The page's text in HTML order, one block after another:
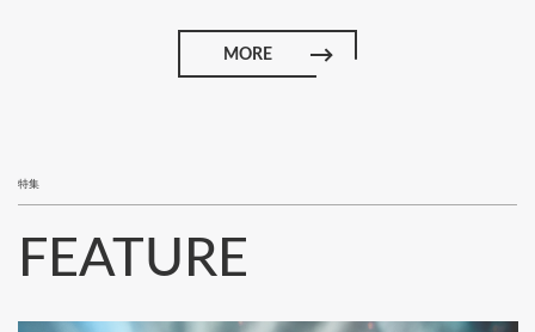
MORE
特集
FEATURE